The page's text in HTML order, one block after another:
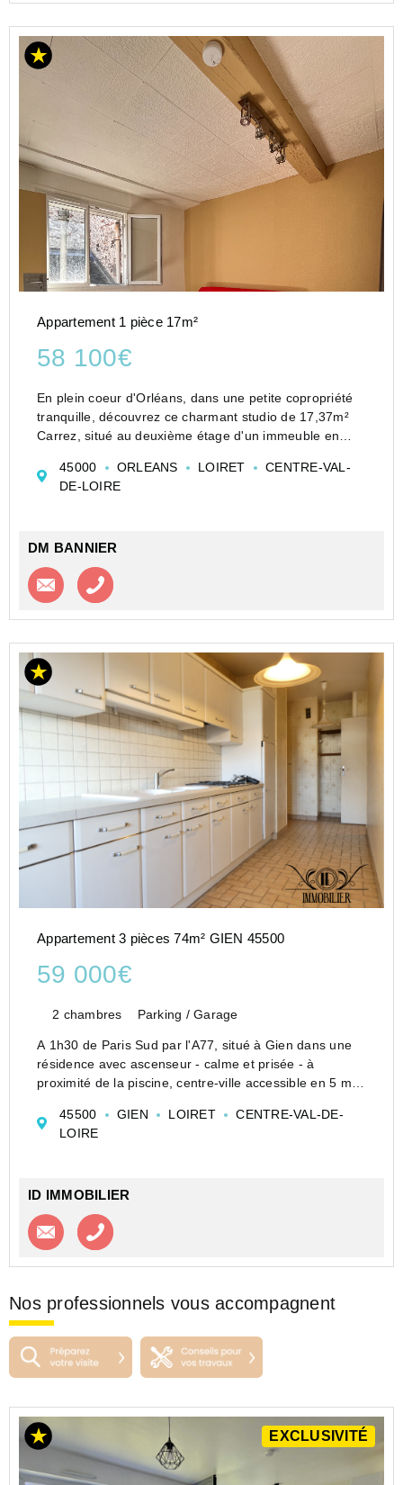
Appartement 1 pièce 17m²
58 100€
En plein coeur d'Orléans, dans une petite copropriété
tranquille, découvrez ce charmant studio de 17,37m²
Carrez, situé au deuxième étage d'un immeuble en
Il se compose d'une pièce de vie, d'une kitchenette
séparé...
45000 ORLEANS LOIRET
CENTRE-VAL-
DE-LOIRE
DM BANNIER
Contacter l'agence
Appartement 3 pièces 74m² GIEN 45500
59 000€
2 chambres Parking / Garage
A 1h30 de Paris Sud par l'A77, situé à Gien dans une
résidence avec ascenseur - calme et prisée - à
proximité de la piscine, centre-ville accessible en 5 min
Cet appartement de plain-pied à rafraichir, situé en rez-
de-jardin, comprend :
45500 GIEN LOIRET
CENTRE-VAL-DE-
LOIRE
ID IMMOBILIER
Contacter l'agence
Nos professionnels vous accompagnent
EXCLUSIVITÉ